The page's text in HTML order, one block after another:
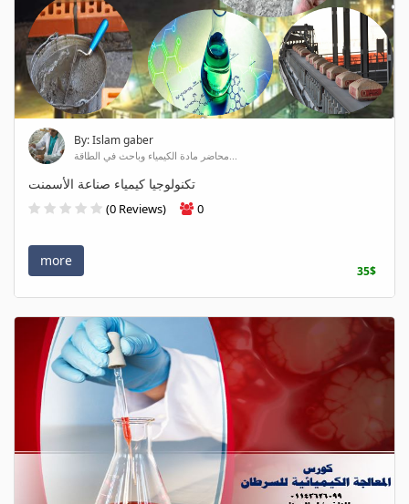
By: Islam gaber
محاضر مادة الكيمياء وباحث في الطاقة...
تكنولوجيا كيمياء صناعة الأسمنت
(0 Reviews) 0
more
35$